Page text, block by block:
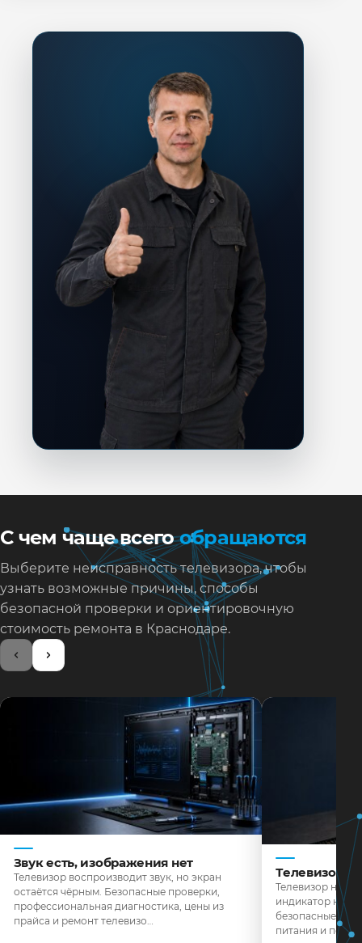
С чем чаще всегообращаются
Выберите неисправность телевизора, чтобы
узнать возможные причины, способы
безопасной проверки и ориентировочную
стоимость ремонта в Краснодаре.
Звук есть, изображения нет
Телевизор воспроизводит звук, но экран
остаётся чёрным. Безопасные проверки,
профессиональная диагностика, цены из
прайса и ремонт телевизо…
Телевизор
Телевизор не
индикатор не
безопасные
питания и